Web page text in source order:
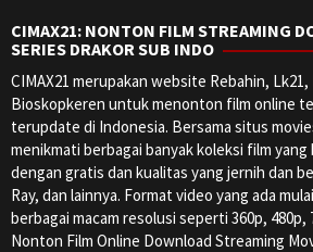
CIMAX21: NONTON FILM STREAMING
SERIES DRAKOR SUB INDO
CIMAX21 merupakan website Rebahin, Lk21,
Bioskopkeren untuk menonton film online
terupdate di Indonesia. Bersama situs
menikmati berbagai banyak koleksi film
dengan gratis dan kualitas yang jernih dan
Ray, dan lainnya. Format video yang ada
berbagai macam resolusi seperti 360p, 480p,
Nonton Film Online Download Streaming